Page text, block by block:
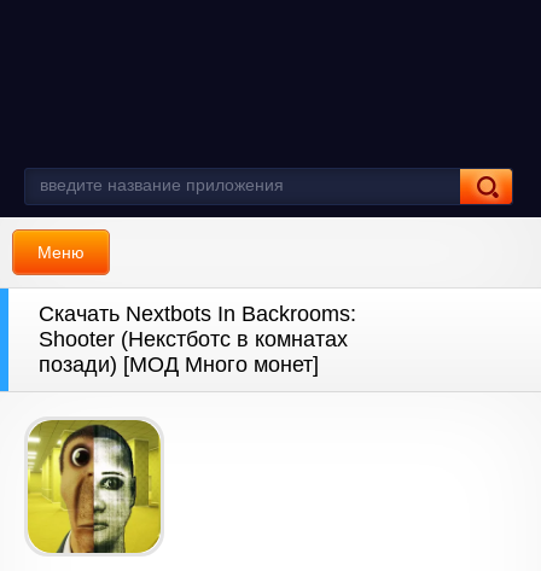
Меню
Скачать Nextbots In Backrooms:
Shooter (Некстботс в комнатах
позади) [МОД Много монет]